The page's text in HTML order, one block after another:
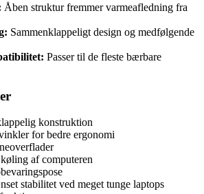
Åben struktur fremmer varmeafledning fra
Sammenklappeligt design og medfølgende
Passer til de fleste bærbare
konstruktion
for bedre ergonomi
af computeren
stabilitet ved meget tunge laptops